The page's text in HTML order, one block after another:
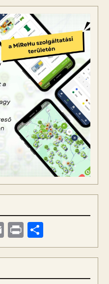
Email
Print
meg